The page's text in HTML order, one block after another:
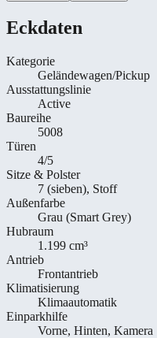
Eckdaten
Kategorie
Geländewagen/Pickup
Ausstattungslinie
Active
Baureihe
5008
Türen
4/5
Sitze & Polster
7 (sieben), Stoff
Außenfarbe
Grau (Smart Grey)
Hubraum
1.199 cm³
Antrieb
Frontantrieb
Klimatisierung
Klimaautomatik
Einparkhilfe
Vorne, Hinten, Kamera